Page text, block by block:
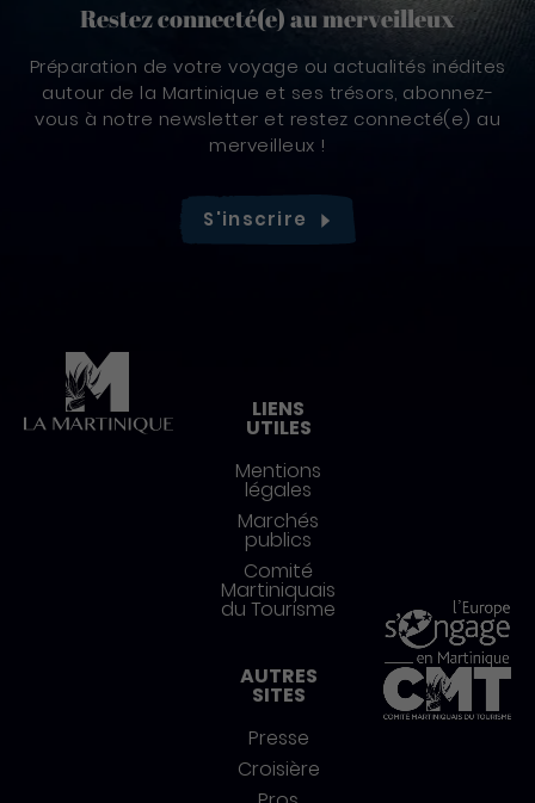
Restez connecté(e) au merveilleux
Préparation de votre voyage ou actualités inédites
autour de la Martinique et ses trésors, abonnez-
vous à notre newsletter et restez connecté(e) au
merveilleux !
S'inscrire
LIENS
UTILES
Mentions
légales
Marchés
publics
Comité
Martiniquais
du Tourisme
AUTRES
SITES
Presse
Croisière